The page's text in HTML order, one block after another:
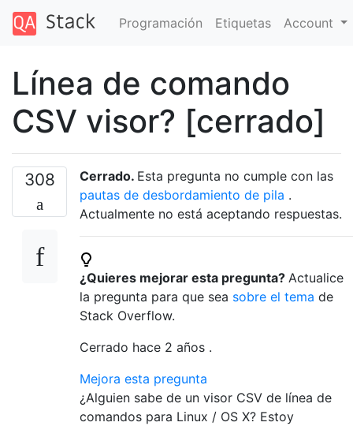
Programación Etiquetas Account
Línea de comando
CSV visor? [cerrado]
308 Cerrado. Esta pregunta no cumple con las
pautas de desbordamiento de pila .
Actualmente no está aceptando respuestas.
¿Quieres mejorar esta pregunta? Actualice
la pregunta para que sea sobre el tema de
Stack Overflow.
Cerrado hace 2 años .
Mejora esta pregunta
¿Alguien sabe de un visor CSV de línea de
comandos para Linux / OS X? Estoy